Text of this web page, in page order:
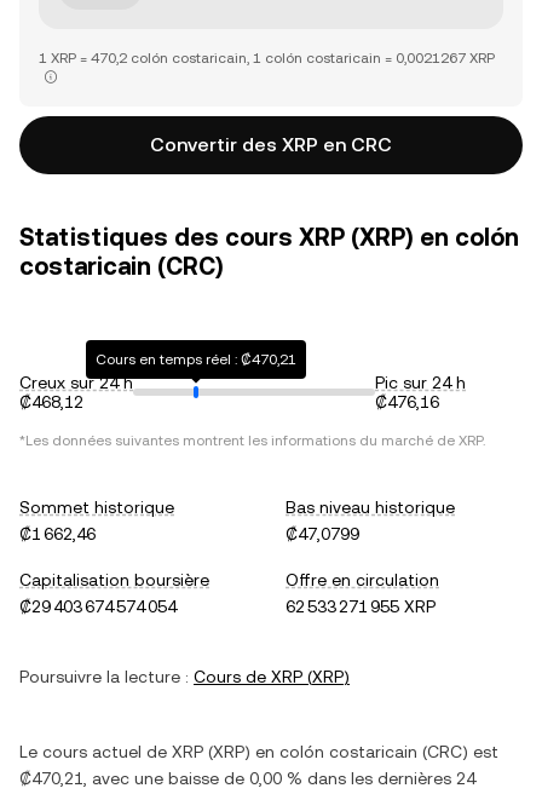
1 XRP = 470,2 colón costaricain, 1 colón costaricain = 0,0021267 XRP
Convertir des XRP en CRC
Statistiques des cours XRP (XRP) en colón
costaricain (CRC)
Creux sur 24 h
₡468,12
Cours en temps réel : ₡470,21
Pic sur 24 h
₡476,16
*Les données suivantes montrent les informations du marché de XRP.
Sommet historique
₡1 662,46
Bas niveau historique
₡47,0799
Capitalisation boursière
₡29 403 674 574 054
Offre en circulation
62 533 271 955 XRP
Poursuivre la lecture : Cours de XRP (XRP)
Le cours actuel de XRP (XRP) en colón costaricain (CRC) est
₡470,21
, avec une baisse de 0,00 % dans les dernières 24